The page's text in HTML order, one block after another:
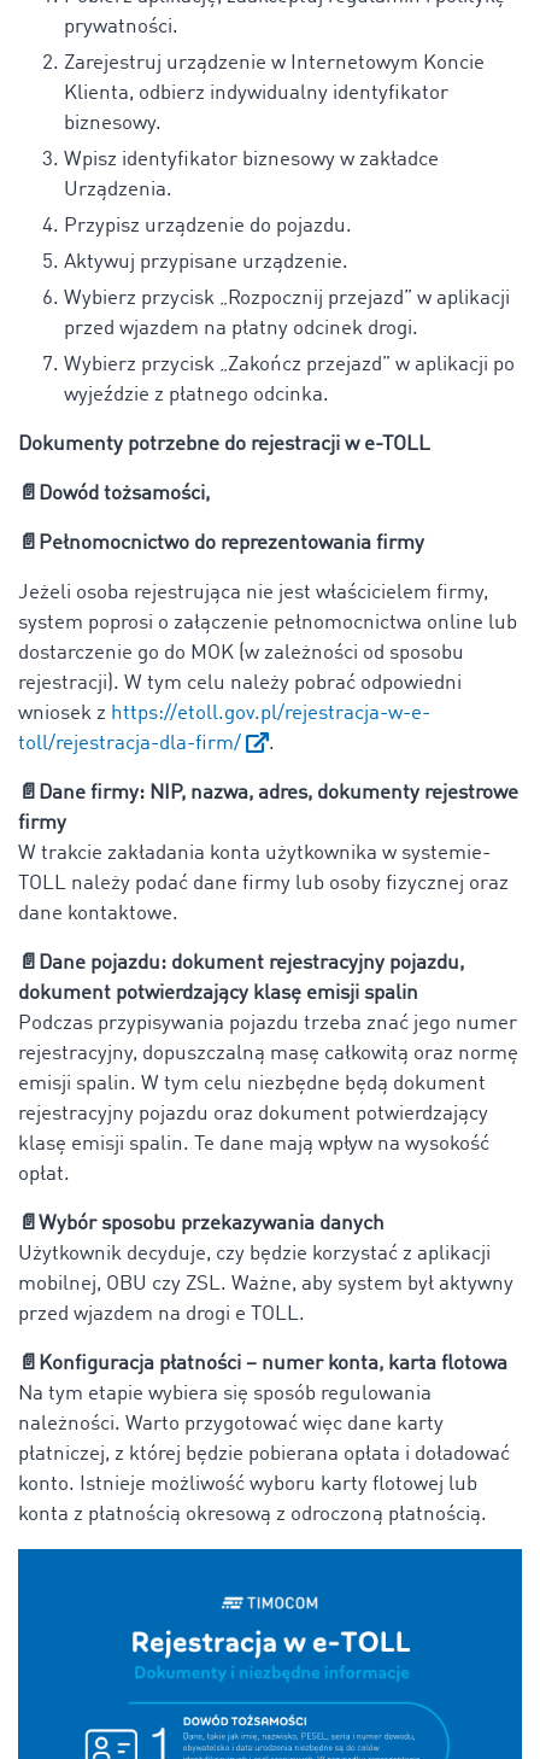
prywatności.
Zarejestruj urządzenie w Internetowym Koncie
Klienta, odbierz indywidualny identyfikator
biznesowy.
Wpisz identyfikator biznesowy w zakładce
Urządzenia.
Przypisz urządzenie do pojazdu.
Aktywuj przypisane urządzenie.
Wybierz przycisk „Rozpocznij przejazd” w aplikacji
przed wjazdem na płatny odcinek drogi.
Wybierz przycisk „Zakończ przejazd” w aplikacji po
wyjeździe z płatnego odcinka.
Dokumenty potrzebne do rejestracji w e-TOLL
📄 Dowód tożsamości,
📄 Pełnomocnictwo do reprezentowania firmy
Jeżeli osoba rejestrująca nie jest właścicielem firmy,
system poprosi o załączenie pełnomocnictwa online lub
dostarczenie go do MOK (w zależności od sposobu
rejestracji). W tym celu należy pobrać odpowiedni
wniosek z https://etoll.gov.pl/rejestracja-w-e-
toll/rejestracja-dla-firm/
.
📄 Dane firmy: NIP, nazwa, adres, dokumenty rejestrowe
firmy
W trakcie zakładania konta użytkownika w systemie-
TOLL należy podać dane firmy lub osoby fizycznej oraz
dane kontaktowe.
📄 Dane pojazdu: dokument rejestracyjny pojazdu,
dokument potwierdzający klasę emisji spalin
Podczas przypisywania pojazdu trzeba znać jego numer
rejestracyjny, dopuszczalną masę całkowitą oraz normę
emisji spalin. W tym celu niezbędne będą dokument
rejestracyjny pojazdu oraz dokument potwierdzający
klasę emisji spalin. Te dane mają wpływ na wysokość
opłat.
📄 Wybór sposobu przekazywania danych
Użytkownik decyduje, czy będzie korzystać z aplikacji
mobilnej, OBU czy ZSL. Ważne, aby system był aktywny
przed wjazdem na drogi e TOLL.
📄 Konfiguracja płatności – numer konta, karta flotowa
Na tym etapie wybiera się sposób regulowania
należności. Warto przygotować więc dane karty
płatniczej, z której będzie pobierana opłata i doładować
konto. Istnieje możliwość wyboru karty flotowej lub
konta z płatnością okresową z odroczoną płatnością.